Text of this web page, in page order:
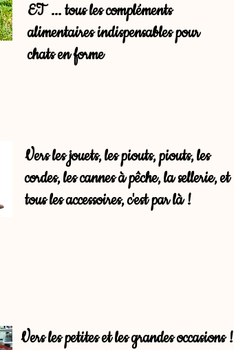
ET ... tous les compléments
alimentaires indispensables pour
chats en forme
Vers les jouets, les piouts, piouts, les
cordes, les cannes à pêche, la sellerie, et
tous les accessoires, c'est par là !
Vers les petites et les grandes occasions !